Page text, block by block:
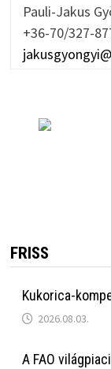
Pauli-Jakus
+36-70/327-
FRISS
Kukorica-
2026.08.03.
A FAO